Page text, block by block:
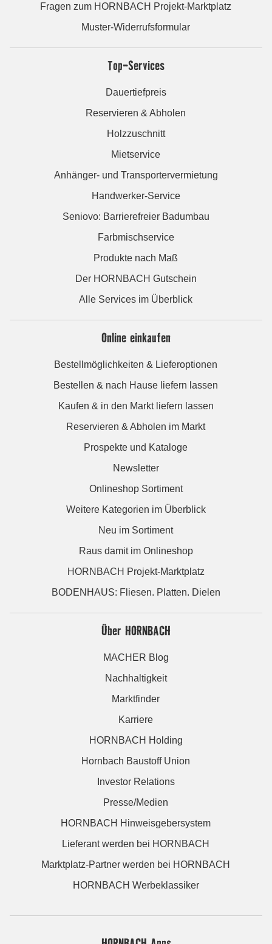
Fragen zum HORNBACH Projekt-Marktplatz
Muster-Widerrufsformular
Top-Services
Dauertiefpreis
Reservieren & Abholen
Holzzuschnitt
Mietservice
Anhänger- und Transportervermietung
Handwerker-Service
Seniovo: Barrierefreier Badumbau
Farbmischservice
Produkte nach Maß
Der HORNBACH Gutschein
Alle Services im Überblick
Online einkaufen
Bestellmöglichkeiten & Lieferoptionen
Bestellen & nach Hause liefern lassen
Kaufen & in den Markt liefern lassen
Reservieren & Abholen im Markt
Prospekte und Kataloge
Newsletter
Onlineshop Sortiment
Weitere Kategorien im Überblick
Neu im Sortiment
Raus damit im Onlineshop
HORNBACH Projekt-Marktplatz
BODENHAUS: Fliesen. Platten. Dielen
Über HORNBACH
MACHER Blog
Nachhaltigkeit
Marktfinder
Karriere
HORNBACH Holding
Hornbach Baustoff Union
Investor Relations
Presse/Medien
HORNBACH Hinweisgebersystem
Lieferant werden bei HORNBACH
Marktplatz-Partner werden bei HORNBACH
HORNBACH Werbeklassiker